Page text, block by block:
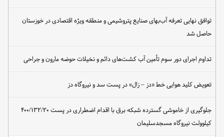
توافق نهایی تعرفه آب‌بهای صنایع پتروشیمی و منطقه ویژه اقتصادی در خوزستان
حاصل شد
تداوم اجرای دور سوم تأمین آب کشت‌های دائم و نخیلات حوضه مارون و جراحی
تعویض کلید هوایی خط «دز – زال» در پست سد و نیروگاه دز
جلوگیری از خاموشی گسترده شبکه برق با اقدام اضطراری در پست ۴۰۰/۱۳۲/۲۰
کیلوولت نیروگاه مسجدسلیمان